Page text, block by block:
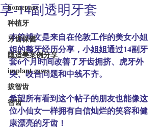
homepage
种植牙
牙齿保健
隐适美案例分享
implant cases
拔智齿
智齿
享-14副透明牙套
本篇博文是来自在伦敦工作的美女小姐
姐的整牙经历分享，小姐姐通过14副牙
套6个月时间改善了牙齿拥挤、虎牙外
突、咬合问题和中线不齐。
希望所有看到这个帖子的朋友也能像这
位小仙女一样拥有自信灿烂的笑容和健
康漂亮的牙齿！